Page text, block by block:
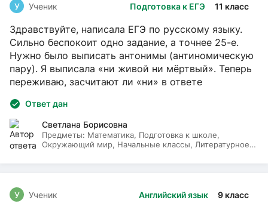
Подготовка к ЕГЭ 11 класс
У Ученик
Здравствуйте, написала ЕГЭ по русскому языку.
Сильно беспокоит одно задание, а точнее 25-е.
Нужно было выписать антонимы (антиномическую
пару). Я выписала «ни живой ни мёртвый». Теперь
переживаю, засчитают ли «ни» в ответе
Ответ дан
Светлана Борисовна
Предметы: Математика, Подготовка к школе,
Окружающий мир, Начальные классы, Литературное
Английский язык 9 класс
У Ученик